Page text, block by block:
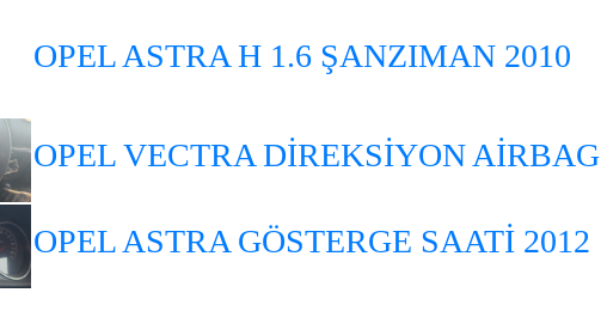
OPEL ASTRA H 1.6 ŞANZIMAN 2010
OPEL VECTRA DİREKSİYON AİRBAG
OPEL ASTRA GÖSTERGE SAATİ 2012